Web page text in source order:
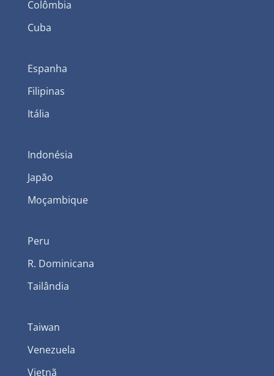
Colômbia
Cuba
Espanha
Filipinas
Itália
Indonésia
Japão
Moçambique
Peru
R. Dominicana
Tailândia
Taiwan
Venezuela
Vietnã